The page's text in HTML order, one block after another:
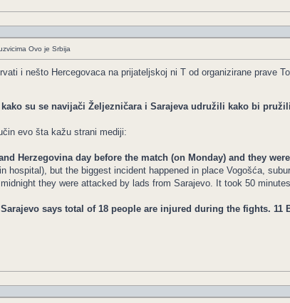
Ovo je Srbija
i nešto Hercegovaca na prijateljskoj ni T od organizirane prave
su se navijači Željezničara i Sarajeva udružili kako bi
evo šta kažu strani mediji:
Herzegovina day before the match (on Monday) and they
hospital), but the biggest incident happened in place Vogošća,
they were attacked by lads from Sarajevo. It took 50
says total of 18 people are injured during the fights. 11